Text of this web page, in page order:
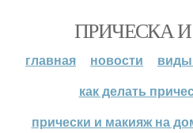
ПРИЧЕСКА
главная новости
виды
как делать
прически и макияж на